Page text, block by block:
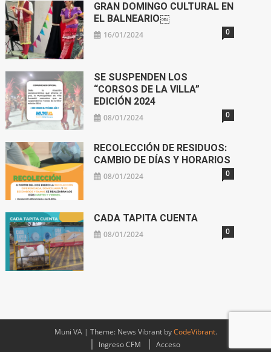
GRAN DOMINGO CULTURAL EN
EL BALNEARIO￼
16/01/2024 0
SE SUSPENDEN LOS
“CORSOS DE LA VILLA”
EDICIÓN 2024
08/01/2024 0
RECOLECCIÓN DE RESIDUOS:
CAMBIO DE DÍAS Y HORARIOS
08/01/2024 0
CADA TAPITA CUENTA
08/01/2024 0
Muni VA | Theme: News Vibrant byCodeVibrant.
Ingreso CFM
Acceso